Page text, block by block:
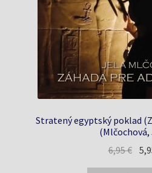
Stratený egyptský poklad
(Mlčochová,
6,95€
cena